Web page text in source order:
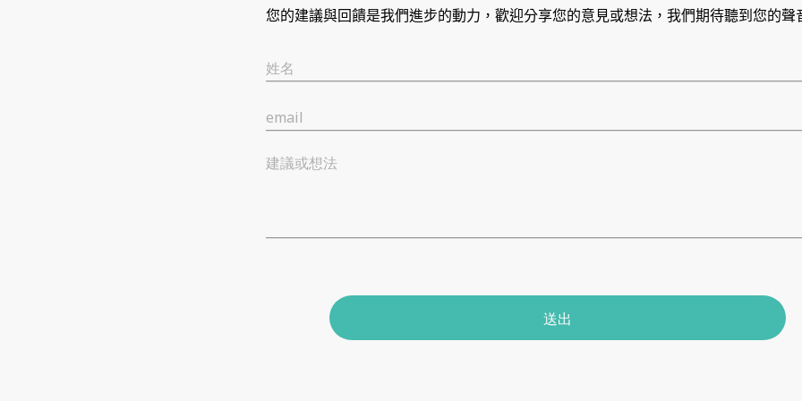
您的建議與回饋是我們進步的動力，歡迎分享您的意見或想法，我們期待聽到您的聲
姓名
email
建議或想法
送出